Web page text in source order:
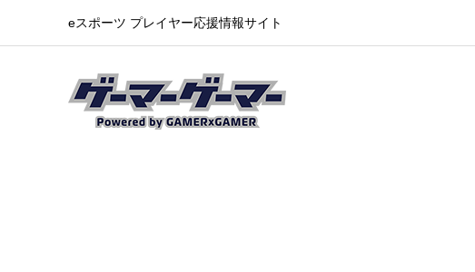
eスポーツ プレイヤー応援情報サイト